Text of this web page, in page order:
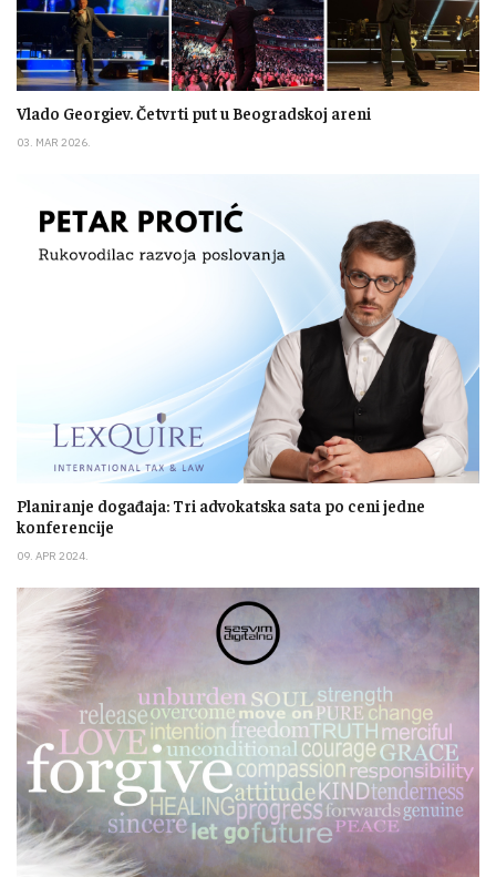
Vlado Georgiev. Četvrti put u Beogradskoj areni
03. MAR 2026.
Planiranje događaja: Tri advokatska sata po ceni jedne
konferencije
09. APR 2024.